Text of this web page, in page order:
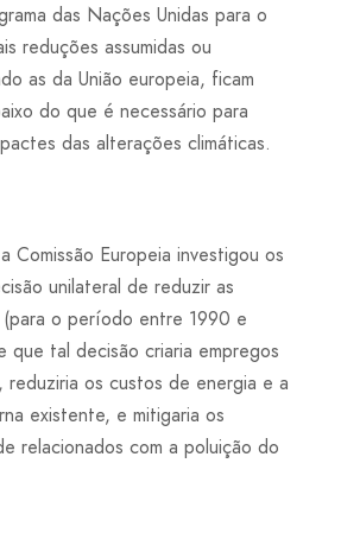
das Nações Unidas para o
reduções assumidas ou
as da União europeia, ficam
do que é necessário para
das alterações climáticas.
Comissão Europeia investigou os
unilateral de reduzir as
(para o período entre 1990 e
que tal decisão criaria empregos
reduziria os custos de energia e a
existente, e mitigaria os
relacionados com a poluição do